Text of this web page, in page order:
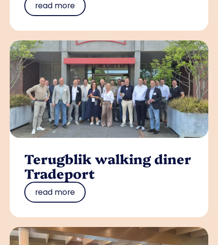
read more
Terugblik walking diner
Tradeport
read more